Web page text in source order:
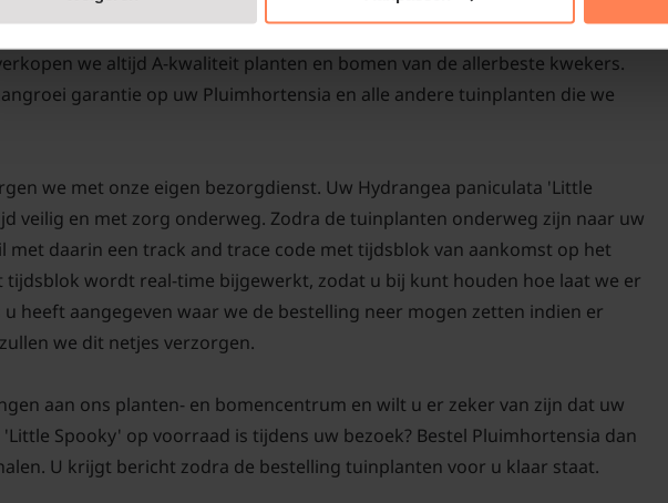
en snoei de takken
de groei van nieuwe
verschijnen. Zo kunt u
Wat betreft het
de Hydrangea
tijdens droge periodes.
te bemesten met een
groei en bloei te
paniculata 'Little Spooky' aanplanten, dat is natuurlijk wat u wilt! Bij
we altijd A-kwaliteit planten en bomen van de allerbeste kwekers.
garantie op uw Pluimhortensia en alle andere tuinplanten die we
we met onze eigen bezorgdienst. Uw Hydrangea paniculata 'Little
veilig en met zorg onderweg. Zodra de tuinplanten onderweg zijn naar uw
met daarin een track and trace code met tijdsblok van aankomst op het
tijdsblok wordt real-time bijgewerkt, zodat u bij kunt houden hoe laat we er
heeft aangegeven waar we de bestelling neer mogen zetten indien er
we dit netjes verzorgen.
aan ons planten- en bomencentrum en wilt u er zeker van zijn dat uw
Spooky' op voorraad is tijdens uw bezoek? Bestel Pluimhortensia dan
U krijgt bericht zodra de bestelling tuinplanten voor u klaar staat.